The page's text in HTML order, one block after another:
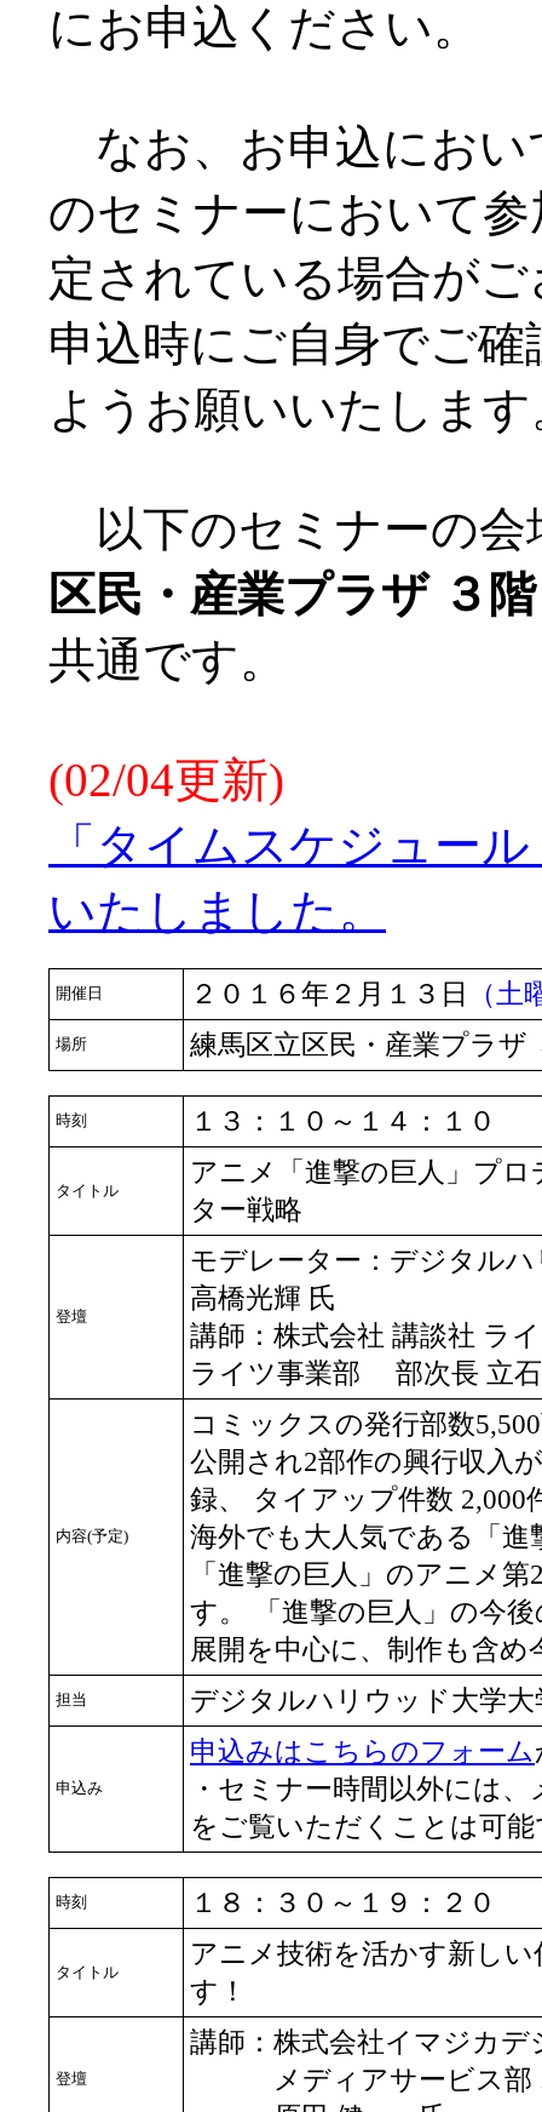
にお申込ください。
なお、お申込におい
のセミナーにおいて
定されている場合が
申込時にご自身でご
ようお願いいたします
以下のセミナーの会
区民・産業プラザ ３
共通です。
(02/04更新)
「タイムスケジュー
いたしました。
開催日 ２０１６年２月１３日 （土
場所 練馬区立区民・産業プラ
時刻 １３：１０～１４：１０
タイトル
アニメ「進撃の巨人」プ
ター戦略
登壇
モデレーター：デジタル
高橋光輝 氏
講師：株式会社 講談社 ラ
ライツ事業部 部次長 立
内容(予定)
コミックスの発行部数
公開され2部作の興行収入
録、 タイアップ件数
海外でも大人気である「進
「進撃の巨人」のアニメ
す。 「進撃の巨人」の今
展開を中心に、制作も含
担当 デジタルハリウッド大学
申込み
申込みはこちらのフォーム
・セミナー時間以外には
をご覧いただくことは可能
時刻 １８：３０～１９：２０
タイトル
アニメ技術を活かす新し
す！
登壇
講師：株式会社イマジカ
メディアサービス部